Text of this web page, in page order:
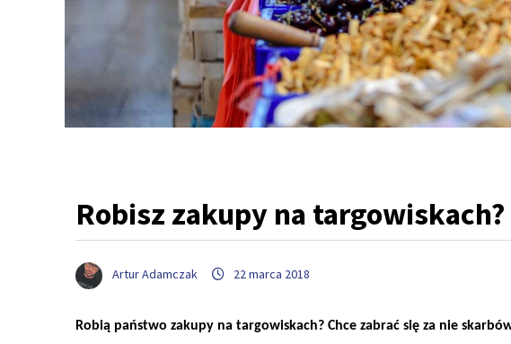
Robisz zakupy na
Artur Adamczak 22 marca 2018
Robią państwo zakupy na targowiskach? Chce zabrać się za nie